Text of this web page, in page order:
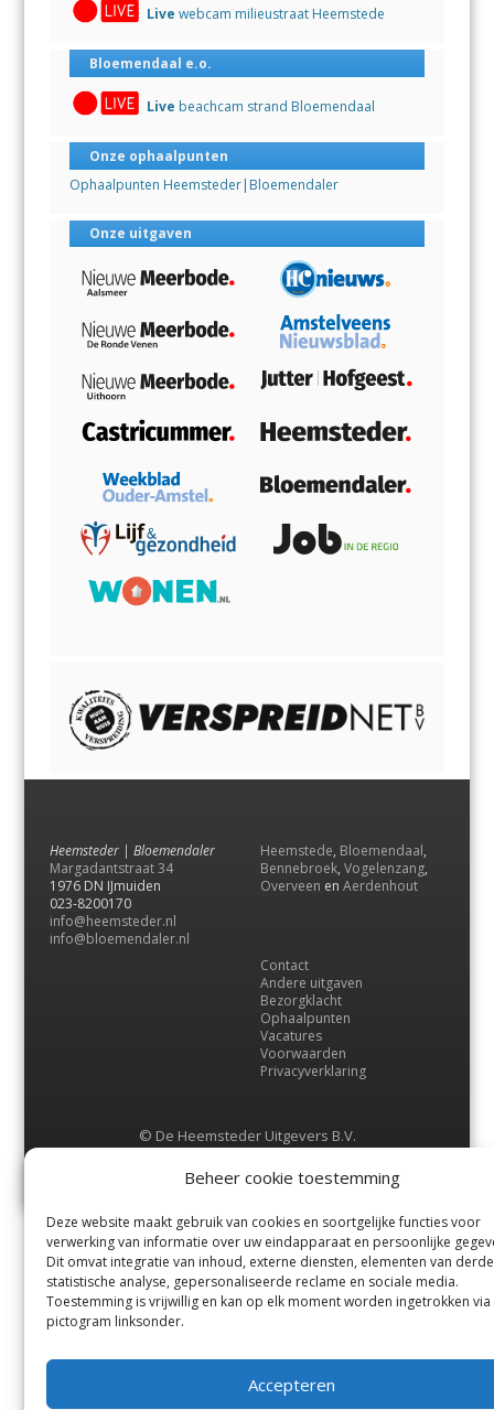
Beheer cookie toestemming
Deze website maakt gebruik van cookies en soortgelijke functies voor
verwerking van informatie over uw eindapparaat en persoonlijke
Dit omvat integratie van inhoud, externe diensten, elementen van
statistische analyse, gepersonaliseerde reclame en sociale media.
Toestemming is vrijwillig en kan op elk moment worden ingetrokken via
pictogram linksonder.
Accepteren
Live webcam milieustraat Heemstede
Bloemendaal e.o.
Live beachcam strand Bloemendaal
Onze ophaalpunten
Ophaalpunten Heemsteder|Bloemendaler
Onze uitgaven
Heemsteder | Bloemendaler
Margadantstraat 34
1976 DN IJmuiden
023-8200170
info@heemsteder.nl
info@bloemendaler.nl
Heemstede, Bloemendaal,
Bennebroek, Vogelenzang,
Overveen en Aerdenhout
Contact
Andere uitgaven
Bezorgklacht
Ophaalpunten
Vacatures
Voorwaarden
Privacyverklaring
© De Heemsteder Uitgevers B.V.